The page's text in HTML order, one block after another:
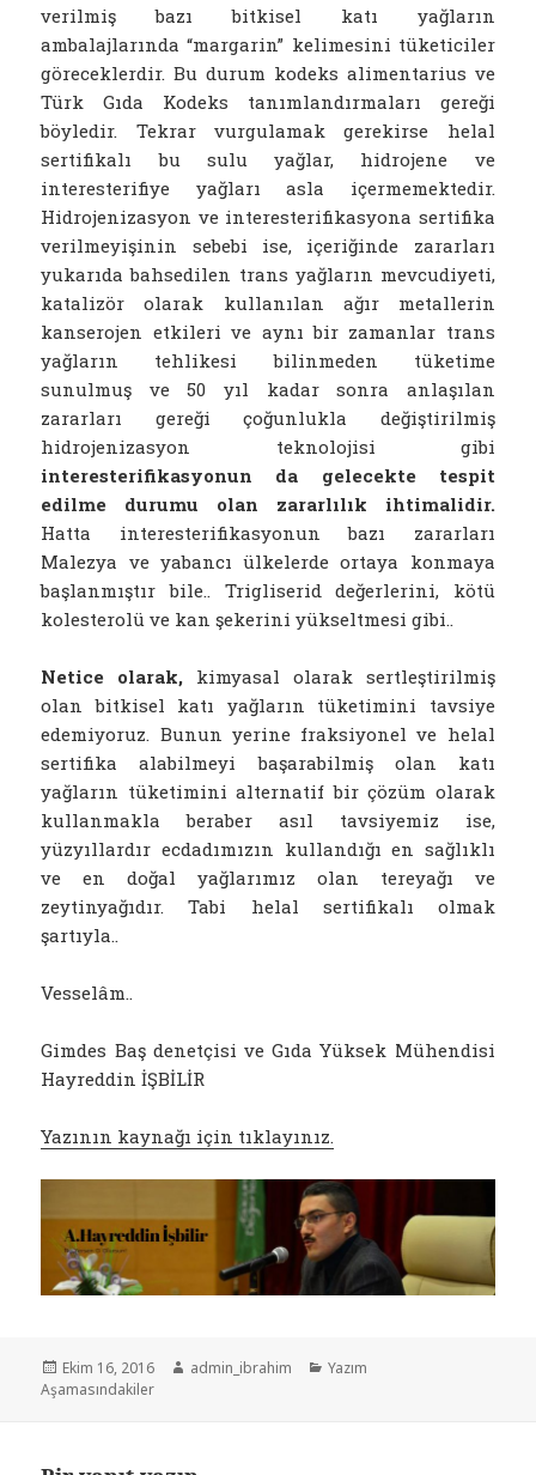
verilmiş bazı bitkisel katı yağların
ambalajlarında “margarin” kelimesini tüketiciler
göreceklerdir. Bu durum kodeks alimentarius ve
Türk Gıda Kodeks tanımlandırmaları gereği
böyledir. Tekrar vurgulamak gerekirse helal
sertifikalı bu sulu yağlar, hidrojene ve
interesterifiye yağları asla içermemektedir.
Hidrojenizasyon ve interesterifikasyona sertifika
verilmeyişinin sebebi ise, içeriğinde zararları
yukarıda bahsedilen trans yağların mevcudiyeti,
katalizör olarak kullanılan ağır metallerin
kanserojen etkileri ve aynı bir zamanlar trans
yağların tehlikesi bilinmeden tüketime
sunulmuş ve 50 yıl kadar sonra anlaşılan
zararları gereği çoğunlukla değiştirilmiş
hidrojenizasyon teknolojisi gibi
interesterifikasyonun da gelecekte tespit
edilme durumu olan zararlılık ihtimalidir.
Hatta interesterifikasyonun bazı zararları
Malezya ve yabancı ülkelerde ortaya konmaya
başlanmıştır bile.. Trigliserid değerlerini, kötü
kolesterolü ve kan şekerini yükseltmesi gibi..
Netice olarak, kimyasal olarak sertleştirilmiş
olan bitkisel katı yağların tüketimini tavsiye
edemiyoruz. Bunun yerine fraksiyonel ve helal
sertifika alabilmeyi başarabilmiş olan katı
yağların tüketimini alternatif bir çözüm olarak
kullanmakla beraber asıl tavsiyemiz ise,
yüzyıllardır ecdadımızın kullandığı en sağlıklı
ve en doğal yağlarımız olan tereyağı ve
zeytinyağıdır. Tabi helal sertifikalı olmak
şartıyla..
Vesselâm..
Gimdes Baş denetçisi ve Gıda Yüksek Mühendisi
Hayreddin İŞBİLİR
Yazının kaynağı için tıklayınız.
Yayın
tarihi
Ekim 16, 2016 Yazar
admin_ibrahim Kategoriler
Yazım
Aşamasındakiler